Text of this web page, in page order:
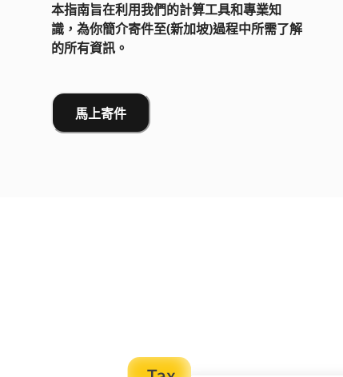
本指南旨在利用我們的計算工具和專業知
識，為你簡介寄件至(新加坡)過程中所需了解
的所有資訊。
馬上寄件